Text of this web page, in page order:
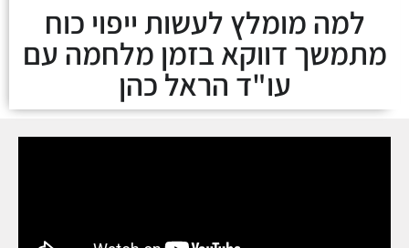
למה מומלץ לעשות ייפוי כוח
מתמשך דווקא בזמן מלחמה עם
עו"ד הראל כהן